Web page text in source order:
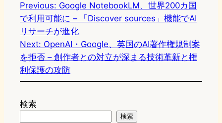
Previous: Google NotebookLM、世界200カ国
で利用可能に – 「Discover sources」機能でAI
リサーチが進化
Next: OpenAI・Google、英国のAI著作権規制案
を拒否 – 創作者との対立が深まる技術革新と権
利保護の攻防
検索
検索